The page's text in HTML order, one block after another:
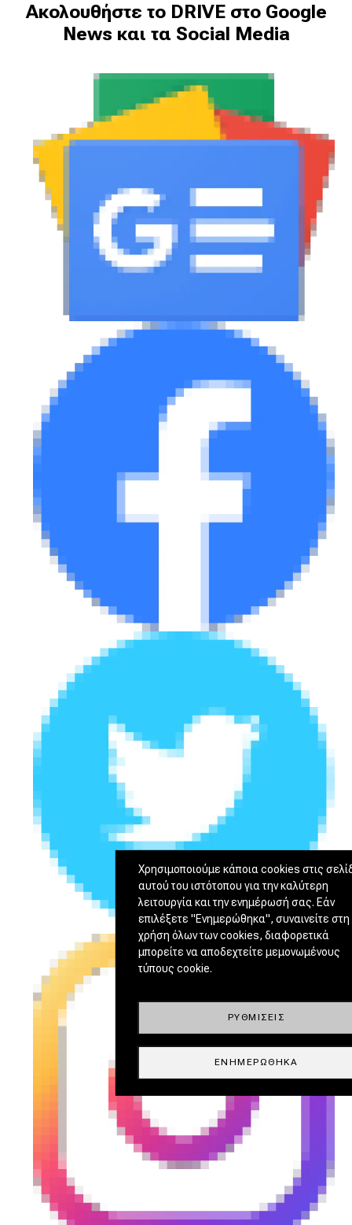
Ακολουθήστε το DRIVE στο Google
News και τα Social Media
Χρησιμοποιούμε κάποια cookies στις
αυτού του ιστότοπου για την καλύτερη
λειτουργία και την ενημέρωσή σας. Εάν
επιλέξετε "Ενημερώθηκα", συναινείτε στη
χρήση όλων των cookies, διαφορετικά
μπορείτε να αποδεχτείτε μεμονωμένους
τύπους cookie.
ΡΥΘΜΊΣΕΙΣ
ΕΝΗΜΕΡΏΘΗΚΑ